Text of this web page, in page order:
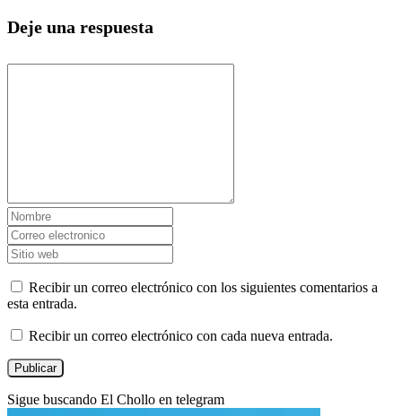
Deje una respuesta
Recibir un correo electrónico con los siguientes comentarios a
esta entrada.
Recibir un correo electrónico con cada nueva entrada.
Sigue buscando El Chollo en telegram